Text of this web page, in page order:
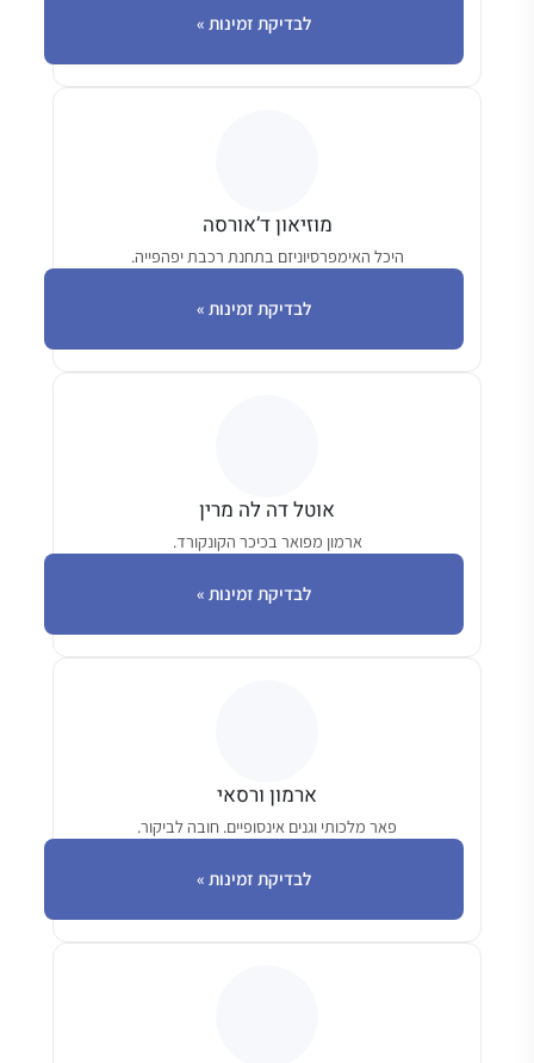
לבדיקת זמינות »
מוזיאון ד’אורסה
היכל האימפרסיוניזם בתחנת רכבת יפהפייה.
לבדיקת זמינות »
אוטל דה לה מרין
ארמון מפואר בכיכר הקונקורד.
לבדיקת זמינות »
ארמון ורסאי
פאר מלכותי וגנים אינסופיים. חובה לביקור.
לבדיקת זמינות »